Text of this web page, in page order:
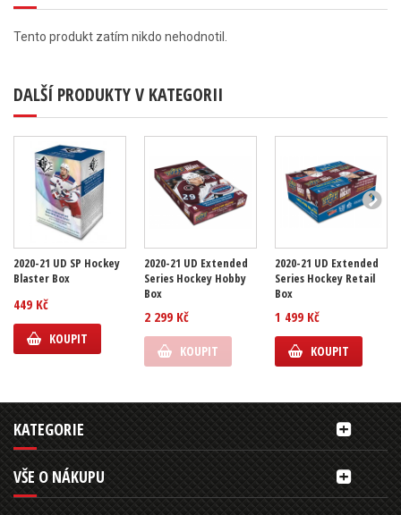
Tento produkt zatím nikdo nehodnotil.
DALŠÍ PRODUKTY V KATEGORII
2020-21 UD SP Hockey
Blaster Box
449 Kč
KOUPIT
2020-21 UD Extended
Series Hockey Hobby
Box
2 299 Kč
KOUPIT
2020-21 UD Extended
Series Hockey Retail
Box
1 499 Kč
KOUPIT
KATEGORIE
VŠE O NÁKUPU